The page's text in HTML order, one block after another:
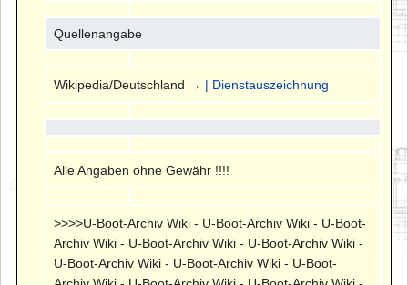
Quellenangabe
Wikipedia/Deutschland → | Dienstauszeichnung
Alle Angaben ohne Gewähr !!!!
>>>>U-Boot-Archiv Wiki - U-Boot-Archiv Wiki - U-Boot-
Archiv Wiki - U-Boot-Archiv Wiki - U-Boot-Archiv Wiki -
U-Boot-Archiv Wiki - U-Boot-Archiv Wiki - U-Boot-